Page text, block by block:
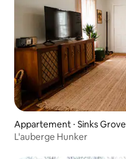
Appartement ⋅ Sinks Grove
L'auberge Hunker